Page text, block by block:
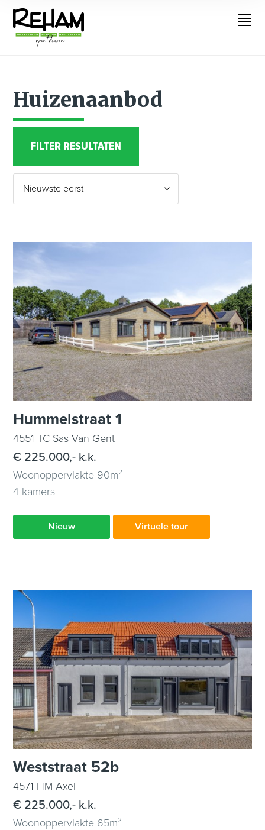
Huizenaanbod
FILTER RESULTATEN
Hummelstraat 1
4551 TC Sas Van Gent
€ 225.000,- k.k.
Woonoppervlakte 90m²
4 kamers
Nieuw Virtuele tour
Weststraat 52b
4571 HM Axel
€ 225.000,- k.k.
Woonoppervlakte 65m²